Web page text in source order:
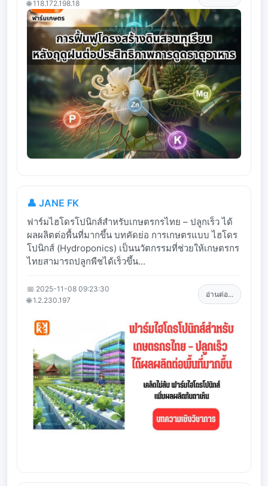
🌐 118.172.198.18
👤 JANE FK
ฟาร์มไฮโดรโปนิกส์สำหรับเกษตรกรไทย – ปลูกเร็ว ได้
ผลผลิตต่อพื้นที่มากขึ้น บทคัดย่อ การเกษตรแบบ ไฮโดร
โปนิกส์ (Hydroponics) เป็นนวัตกรรมที่ช่วยให้เกษตรกร
ไทยสามารถปลูกพืชได้เร็วขึ้น...
📅 2025-11-08 09:23:30
🌐 1.2.230.197
อ่านต่อ...